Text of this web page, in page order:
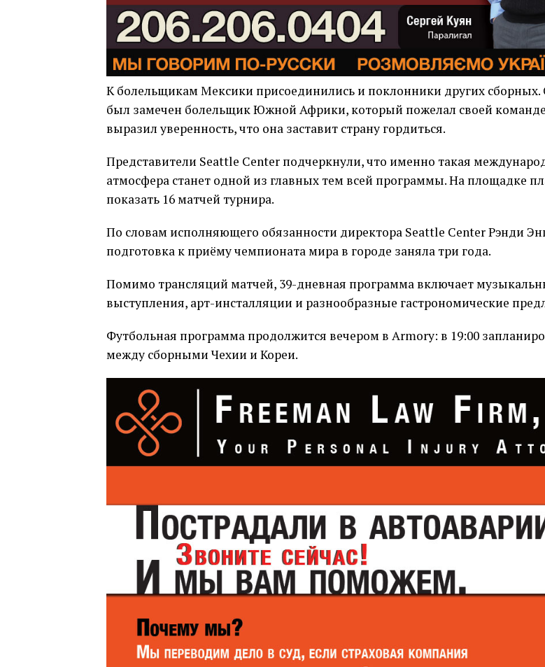
К болельщикам Мексики присоединились и поклонники других сборных.
был замечен болельщик Южной Африки, который пожелал своей
выразил уверенность, что она заставит страну гордиться.
Представители Seattle Center подчеркнули, что именно такая
атмосфера станет одной из главных тем всей программы. На площадке
показать 16 матчей турнира.
По словам исполняющего обязанности директора Seattle Center Рэнди
подготовка к приёму чемпионата мира в городе заняла три года.
Помимо трансляций матчей, 39-дневная программа включает
выступления, арт-инсталляции и разнообразные гастрономические
Футбольная программа продолжится вечером в Armory: в 19:00
между сборными Чехии и Кореи.